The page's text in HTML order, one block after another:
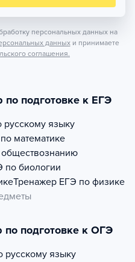
персональных данных на
данных и принимаете
соглашения.
по подготовке к ЕГЭ
русскому языку
математике
по биологии
Тренажер ЕГЭ по физике
по подготовке к ОГЭ
русскому языку